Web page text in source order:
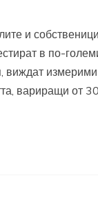
и
в по-
виждат
вариращи от